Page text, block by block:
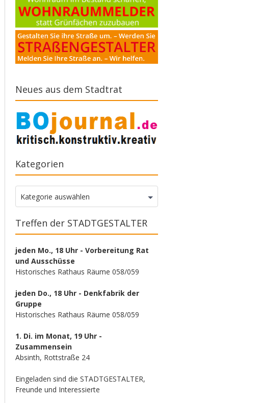
Neues aus dem Stadtrat
Kategorien
Kategorien
Kategorie auswählen
Treffen der STADTGESTALTER
jeden Mo., 18 Uhr - Vorbereitung Rat
und Ausschüsse
Historisches Rathaus Räume 058/059
jeden Do., 18 Uhr - Denkfabrik der
Gruppe
Historisches Rathaus Räume 058/059
1. Di. im Monat, 19 Uhr -
Zusammensein
Absinth, Rottstraße 24
Eingeladen sind die STADTGESTALTER,
Freunde und Interessierte